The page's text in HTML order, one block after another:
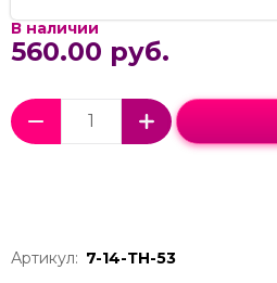
В наличии
560.00 руб.
Артикул: 7-14-ТН-53